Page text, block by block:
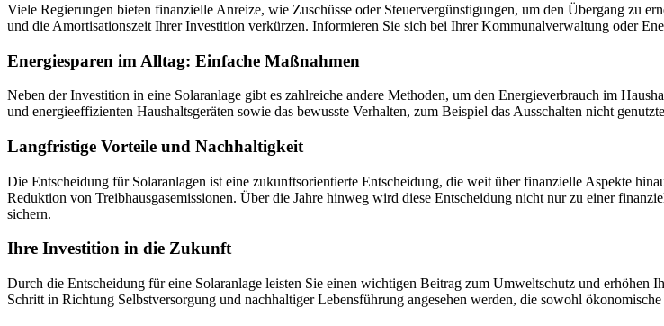
Viele Regierungen bieten finanzielle Anreize, wie Zuschüsse oder Steuervergünstigungen, um den Übergang zu
und die Amortisationszeit Ihrer Investition verkürzen. Informieren Sie sich bei Ihrer Kommunalverwaltung oder
Energiesparen im Alltag: Einfache Maßnahmen
Neben der Investition in eine Solaranlage gibt es zahlreiche andere Methoden, um den Energieverbrauch im
und energieeffizienten Haushaltsgeräten sowie das bewusste Verhalten, zum Beispiel das Ausschalten nicht
Langfristige Vorteile und Nachhaltigkeit
Die Entscheidung für Solaranlagen ist eine zukunftsorientierte Entscheidung, die weit über finanzielle Aspekte
Reduktion von Treibhausgasemissionen. Über die Jahre hinweg wird diese Entscheidung nicht nur zu einer
sichern.
Ihre Investition in die Zukunft
Durch die Entscheidung für eine Solaranlage leisten Sie einen wichtigen Beitrag zum Umweltschutz und
Schritt in Richtung Selbstversorgung und nachhaltiger Lebensführung angesehen werden, die sowohl